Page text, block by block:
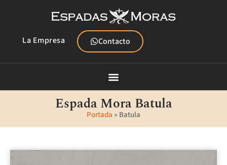
La Empresa Contacto
Espada Mora Batula
Portada » Batula